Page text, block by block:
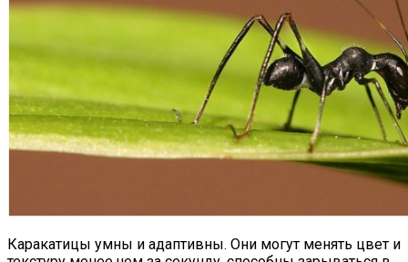
Каракатицы умны и адаптивны. Они могут менять цвет и